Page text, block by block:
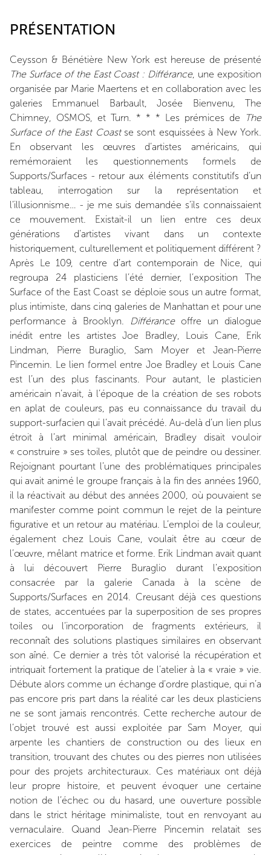
PRÉSENTATION
Ceysson & Bénétière New York est hereuse de présenté
The Surface of the East Coast : Différance, une exposition
organisée par Marie Maertens et en collaboration avec les
galeries Emmanuel Barbault, Josée Bienvenu, The
Chimney, OSMOS, et Turn. * * * Les prémices de
The
Surface of the East Coastse sont esquissées à New York.
En observant les œuvres d’artistes américains, qui
remémoraient les questionnements formels de
Supports/Surfaces - retour aux éléments constitutifs d’un
tableau, interrogation sur la représentation et
l’illusionnisme… - je me suis demandée s’ils connaissaient
ce mouvement. Existait-il un lien entre ces deux
générations d’artistes vivant dans un contexte
historiquement, culturellement et politiquement différent ?
Après Le 109, centre d’art contemporain de Nice, qui
regroupa 24 plasticiens l’été dernier, l’exposition The
Surface of the East Coast se déploie sous un autre format,
plus intimiste, dans cinq galeries de Manhattan et pour une
performance à Brooklyn.
Différanceoffre un dialogue
inédit entre les artistes Joe Bradley, Louis Cane, Erik
Lindman, Pierre Buraglio, Sam Moyer et Jean-Pierre
Pincemin. Le lien formel entre Joe Bradley et Louis Cane
est l’un des plus fascinants. Pour autant, le plasticien
américain n’avait, à l’époque de la création de ses robots
en aplat de couleurs, pas eu connaissance du travail du
support-surfacien qui l’avait précédé. Au-delà d’un lien plus
étroit à l’art minimal américain, Bradley disait vouloir
« construire » ses toiles, plutôt que de peindre ou dessiner.
Rejoignant pourtant l’une des problématiques principales
qui avait animé le groupe français à la fin des années 1960,
il la réactivait au début des années 2000, où pouvaient se
manifester comme point commun le rejet de la peinture
figurative et un retour au matériau. L’emploi de la couleur,
également chez Louis Cane, voulait être au cœur de
l’œuvre, mêlant matrice et forme. Erik Lindman avait quant
à lui découvert Pierre Buraglio durant l’exposition
consacrée par la galerie Canada à la scène de
Supports/Surfaces en 2014. Creusant déjà ces questions
de states, accentuées par la superposition de ses propres
toiles ou l’incorporation de fragments extérieurs, il
reconnaît des solutions plastiques similaires en observant
son aîné. Ce dernier a très tôt valorisé la récupération et
intriquait fortement la pratique de l’atelier à la « vraie » vie.
Débute alors comme un échange d’ordre plastique, qui n’a
pas encore pris part dans la réalité car les deux plasticiens
ne se sont jamais rencontrés. Cette recherche autour de
l’objet trouvé est aussi exploitée par Sam Moyer, qui
arpente les chantiers de construction ou des lieux en
transition, trouvant des chutes ou des pierres non utilisées
pour des projets architecturaux. Ces matériaux ont déjà
leur propre histoire, et peuvent évoquer une certaine
notion de l’échec ou du hasard, une ouverture possible
dans le strict héritage minimaliste, tout en renvoyant au
vernaculaire. Quand Jean-Pierre Pincemin relatait ses
exercices de peintre comme des problèmes de